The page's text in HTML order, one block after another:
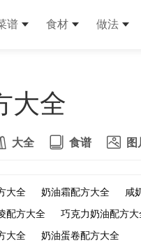
谱 食材 做法
大全
大全 食谱 图
大全 奶油霜配方大全 咸
配方大全
巧克力奶油配方大
大全
奶油蛋卷配方大全